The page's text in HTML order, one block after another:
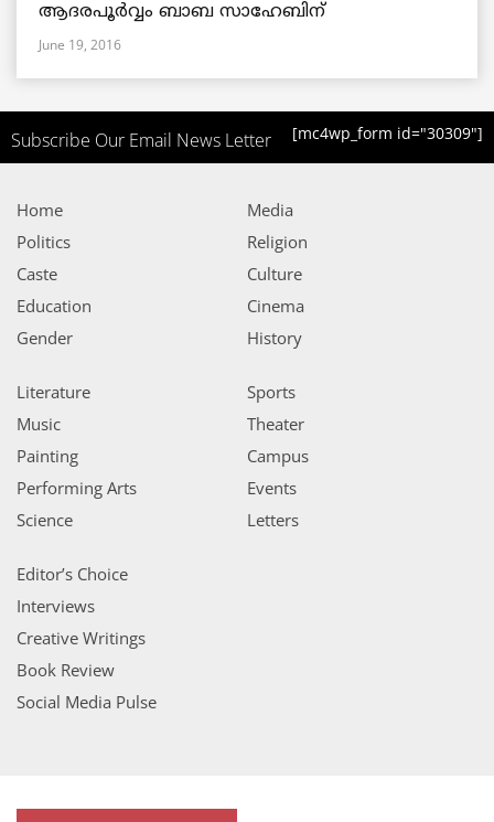
ആദരപൂര്‍വ്വം ബാബ സാഹേബിന്
June 19, 2016
Subscribe Our Email News Letter [mc4wp_form id="30309"]
Home
Politics
Caste
Education
Gender
Media
Religion
Culture
Cinema
History
Literature
Music
Painting
Performing Arts
Science
Sports
Theater
Campus
Events
Letters
Editor’s Choice
Interviews
Creative Writings
Book Review
Social Media Pulse